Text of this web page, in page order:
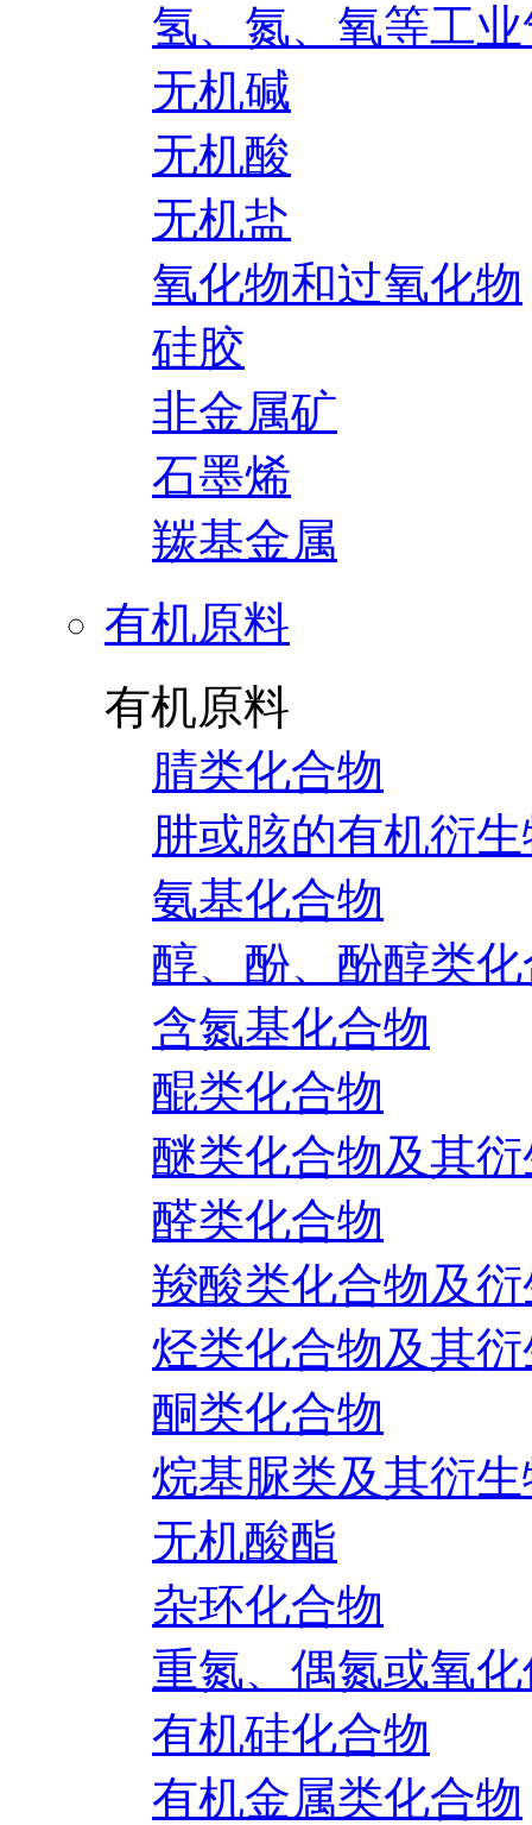
氢、氮、氧等工
无机碱
无机酸
无机盐
氧化物和过氧化物
硅胶
非金属矿
石墨烯
羰基金属
有机原料
有机原料
腈类化合物
肼或胲的有机衍
氨基化合物
醇、酚、酚醇类
含氮基化合物
醌类化合物
醚类化合物及其
醛类化合物
羧酸类化合物及
烃类化合物及其
酮类化合物
烷基脲类及其衍
无机酸酯
杂环化合物
重氮、偶氮或氧
有机硅化合物
有机金属类化合物